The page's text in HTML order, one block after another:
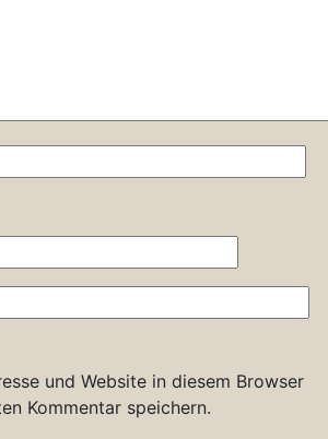
und Website in diesem Browser
Kommentar speichern.